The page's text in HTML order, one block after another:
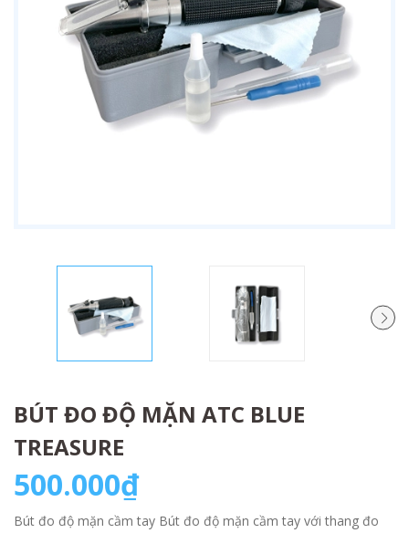
BÚT ĐO ĐỘ MẶN ATC BLUE
TREASURE
500.000₫
Bút đo độ mặn cầm tay Bút đo độ mặn cầm tay với thang đo